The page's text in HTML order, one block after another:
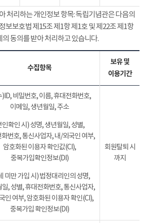
처리하는 개인정보 항목: 독립기념관은 다음의
보보호법 제15조 제1항 제1호 및 제22조 제1항
동의를 받아 처리하고 있습니다.
수집항목
보유 및
이용기간
)ID, 비밀번호, 이름, 휴대전화번호,
이메일, 생년월일, 주소
인확인 시) 성명, 생년월일, 성별,
번호, 통신사업자, 내/외국인 여부,
암호화된 이용자 확인값(CI),
중복가입확인정보(DI)
미만 가입 시) 법정대리인의 성명,
일, 성별, 휴대전화번호, 통신사업자,
인 여부, 암호화된 이용자 확인(CI),
중복가입 확인정보(DI)
회원탈퇴 시
까지